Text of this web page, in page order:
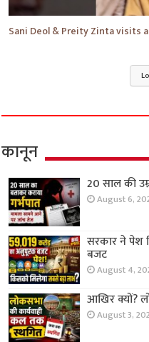
कानून
20 साल की
August 6,
सरकार ने पेश
बजट
August 4,
आखिर क्यों?
August 3,